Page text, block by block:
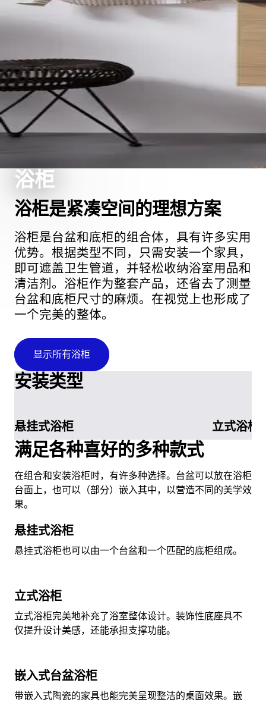
浴柜
浴柜是紧凑空间的理想方案
浴柜是台盆和底柜的组合体，具有许多实用
优势。根据类型不同，只需安装一个家具，
即可遮盖卫生管道，并轻松收纳浴室用品和
清洁剂。浴柜作为整套产品，还省去了测量
台盆和底柜尺寸的麻烦。在视觉上也形成了
一个完美的整体。
显示所有浴柜
安装类型
悬挂式浴柜 立式浴柜
满足各种喜好的多种款式
在组合和安装浴柜时，有许多种选择。台盆可以放在浴柜
台面上，也可以（部分）嵌入其中，以营造不同的美学效
果。
悬挂式浴柜
悬挂式浴柜也可以由一个台盆和一个匹配的底柜组成。
立式浴柜
立式浴柜完美地补充了浴室整体设计。装饰性底座具不
仅提升设计美感，还能承担支撑功能。
嵌入式台盆浴柜
带嵌入式陶瓷的家具也能完美呈现整洁的桌面效果。 嵌